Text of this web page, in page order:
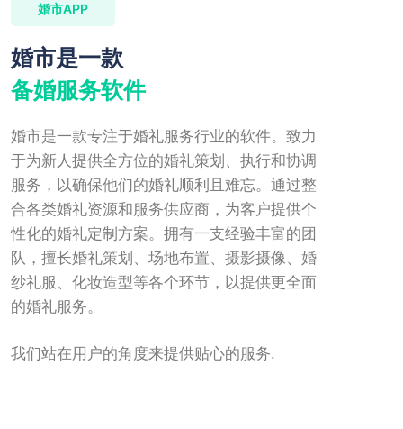
婚市APP
婚市是一款
备婚服务软件
婚市是一款专注于婚礼服务行业的软件。致力
于为新人提供全方位的婚礼策划、执行和协调
服务，以确保他们的婚礼顺利且难忘。通过整
合各类婚礼资源和服务供应商，为客户提供个
性化的婚礼定制方案。拥有一支经验丰富的团
队，擅长婚礼策划、场地布置、摄影摄像、婚
纱礼服、化妆造型等各个环节，以提供更全面
的婚礼服务。
我们站在用户的角度来提供贴心的服务.